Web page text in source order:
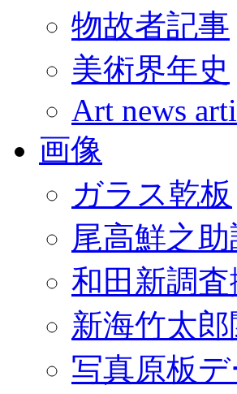
物故者記事
美術界年史
Art news
画像
ガラス乾板
尾高鮮之
和田新調
新海竹太
写真原板